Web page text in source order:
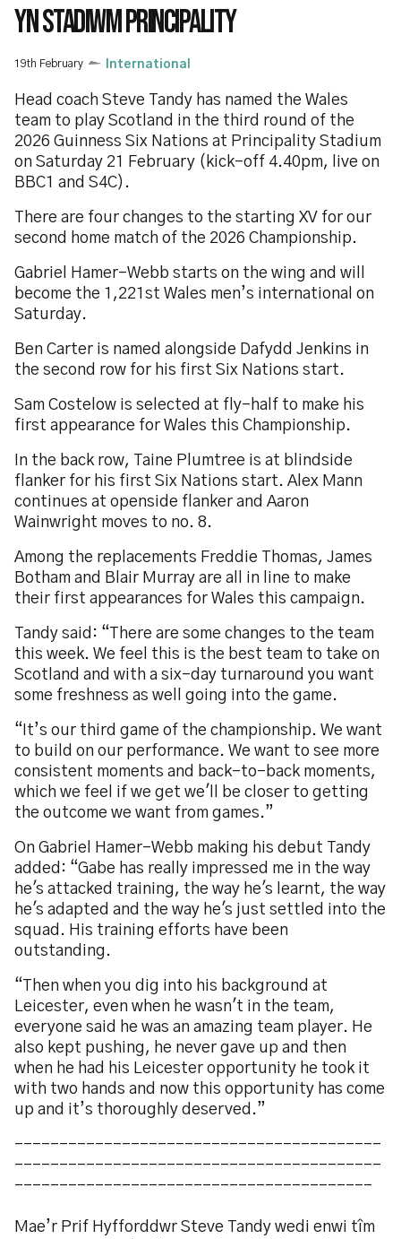
YN STADIWM PRINCIPALITY
19th February International
Head coach Steve Tandy has named the Wales
team to play Scotland in the third round of the
2026 Guinness Six Nations at Principality Stadium
on Saturday 21 February (kick-off 4.40pm, live on
BBC1 and S4C).
There are four changes to the starting XV for our
second home match of the 2026 Championship.
Gabriel Hamer-Webb starts on the wing and will
become the 1,221st Wales men’s international on
Saturday.
Ben Carter is named alongside Dafydd Jenkins in
the second row for his first Six Nations start.
Sam Costelow is selected at fly-half to make his
first appearance for Wales this Championship.
In the back row, Taine Plumtree is at blindside
flanker for his first Six Nations start. Alex Mann
continues at openside flanker and Aaron
Wainwright moves to no. 8.
Among the replacements Freddie Thomas, James
Botham and Blair Murray are all in line to make
their first appearances for Wales this campaign.
Tandy said: “There are some changes to the team
this week. We feel this is the best team to take on
Scotland and with a six-day turnaround you want
some freshness as well going into the game.
“It’s our third game of the championship. We want
to build on our performance. We want to see more
consistent moments and back-to-back moments,
which we feel if we get we'll be closer to getting
the outcome we want from games.”
On Gabriel Hamer-Webb making his debut Tandy
added: “Gabe has really impressed me in the way
he's attacked training, the way he's learnt, the way
he's adapted and the way he's just settled into the
squad. His training efforts have been
outstanding.
“Then when you dig into his background at
Leicester, even when he wasn't in the team,
everyone said he was an amazing team player. He
also kept pushing, he never gave up and then
when he had his Leicester opportunity he took it
with two hands and now this opportunity has come
up and it’s thoroughly deserved.”
-----------------------------------------
-----------------------------------------
----------------------------------------
Mae’r Prif Hyfforddwr Steve Tandy wedi enwi tîm